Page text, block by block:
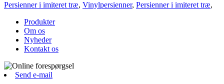
Persienner i imiteret træ, Vinylpersienner, Persienner i imiteret træ,
Produkter
Om os
Nyheder
Kontakt os
Send e-mail